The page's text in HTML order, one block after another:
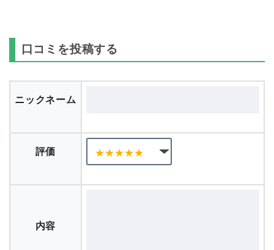
口コミを投稿する
ニックネーム
評価
内容